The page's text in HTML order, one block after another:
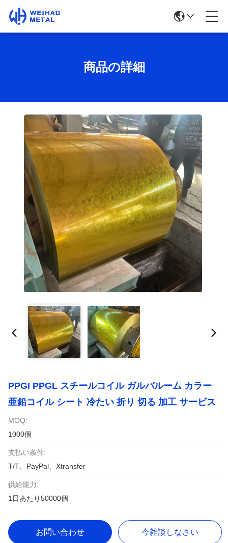
商品の詳細
PPGI PPGL スチールコイル ガルバルーム カラー
亜鉛コイル シート 冷たい 折り 切る 加工 サービス
MOQ:
1000個
支払い条件:
T/T、PayPal、Xtransfer
供給能力:
1日あたり50000個
お問い合わせ 今雑談しなさい